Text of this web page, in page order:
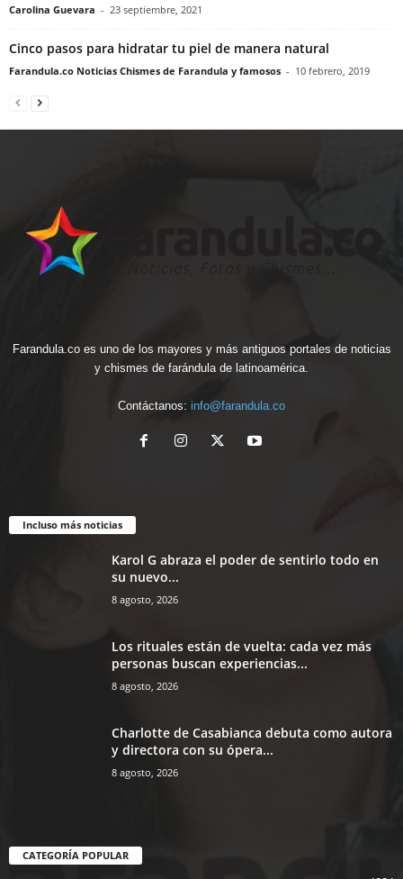
Carolina Guevara - 23 septiembre, 2021
Cinco pasos para hidratar tu piel de manera natural
Farandula.co Noticias Chismes de Farandula y famosos - 10 febrero, 2019
Farandula.co es uno de los mayores y más antiguos portales de noticias
y chismes de farándula de latinoamérica.
Contáctanos: info@farandula.co
Incluso más noticias
Karol G abraza el poder de sentirlo todo en
su nuevo...
8 agosto, 2026
Los rituales están de vuelta: cada vez más
personas buscan experiencias...
8 agosto, 2026
Charlotte de Casabianca debuta como autora
y directora con su ópera...
8 agosto, 2026
CATEGORÍA POPULAR